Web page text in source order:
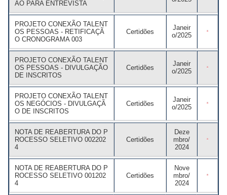
ÃO PARA ENTREVISTA
PROJETO CONEXÃO TALENT
OS PESSOAS - RETIFICAÇÃ
O CRONOGRAMA 003
Certidões
Janeir
o/2025
PROJETO CONEXÃO TALENT
OS PESSOAS - DIVULGAÇÃO
DE INSCRITOS
Certidões
Janeir
o/2025
PROJETO CONEXÃO TALENT
OS NEGÓCIOS - DIVULGAÇÃ
O DE INSCRITOS
Certidões
Janeir
o/2025
NOTA DE REABERTURA DO P
ROCESSO SELETIVO 002202
4
Certidões
Deze
mbro/
2024
NOTA DE REABERTURA DO P
ROCESSO SELETIVO 001202
4
Certidões
Nove
mbro/
2024